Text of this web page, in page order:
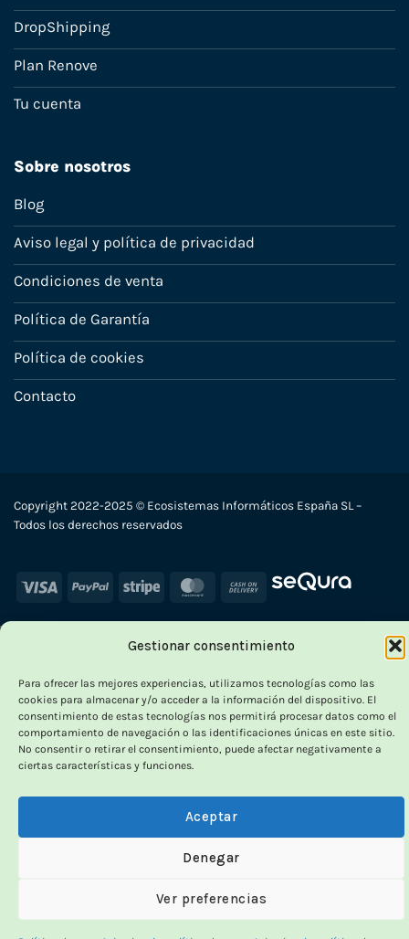
Gestionar consentimiento
Para ofrecer las mejores experiencias, utilizamos tecnologías como las
cookies para almacenar y/o acceder a la información del dispositivo. El
consentimiento de estas tecnologías nos permitirá procesar datos como el
comportamiento de navegación o las identificaciones únicas en este sitio.
No consentir o retirar el consentimiento, puede afectar negativamente a
ciertas características y funciones.
Aceptar
Denegar
Ver preferencias
DropShipping
Plan Renove
Tu cuenta
Sobre nosotros
Blog
Aviso legal y política de privacidad
Condiciones de venta
Política de Garantía
Política de cookies
Contacto
Copyright 2022-2025 © Ecosistemas Informáticos España SL –
Todos los derechos reservados
Visa PayPal Stripe MasterCard
Cash
-
OUTLET VORPC
Calidad probada,
precios imbatibles